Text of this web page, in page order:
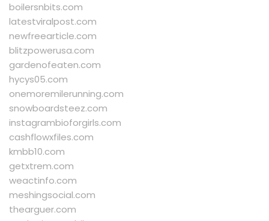
boilersnbits.com
latestviralpost.com
newfreearticle.com
blitzpowerusa.com
gardenofeaten.com
hycys05.com
onemoremilerunning.com
snowboardsteez.com
instagrambioforgirls.com
cashflowxfiles.com
kmbb10.com
getxtrem.com
weactinfo.com
meshingsocial.com
thearguer.com